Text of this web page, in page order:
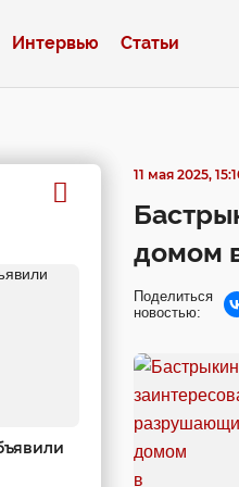
Интервью Статьи
11 мая 2025,
домом
Поделиться
новостью: